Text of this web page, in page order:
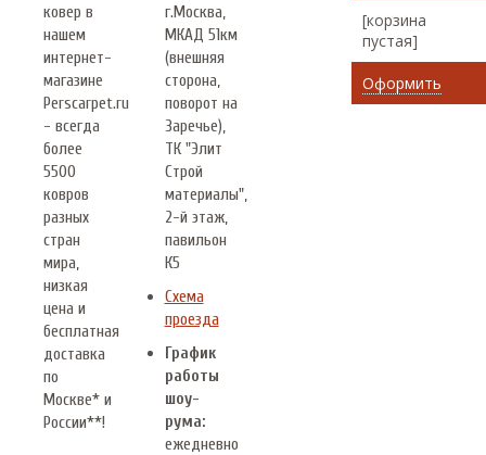
ковер в
нашем
интернет-
магазине
Perscarpet.ru
- всегда
более
5500
ковров
разных
стран
мира,
низкая
цена и
бесплатная
доставка
по
Москве* и
России**!
г.Москва
МКАД 51км
(внешняя
сторона,
поворот на
Заречье),
ТК "Элит
Строй
материалы",
2-й этаж,
павильон
К5
Схема
проезда
График
работы
шоу-
рума:
ежедневно
[корзина
пустая]
Оформить